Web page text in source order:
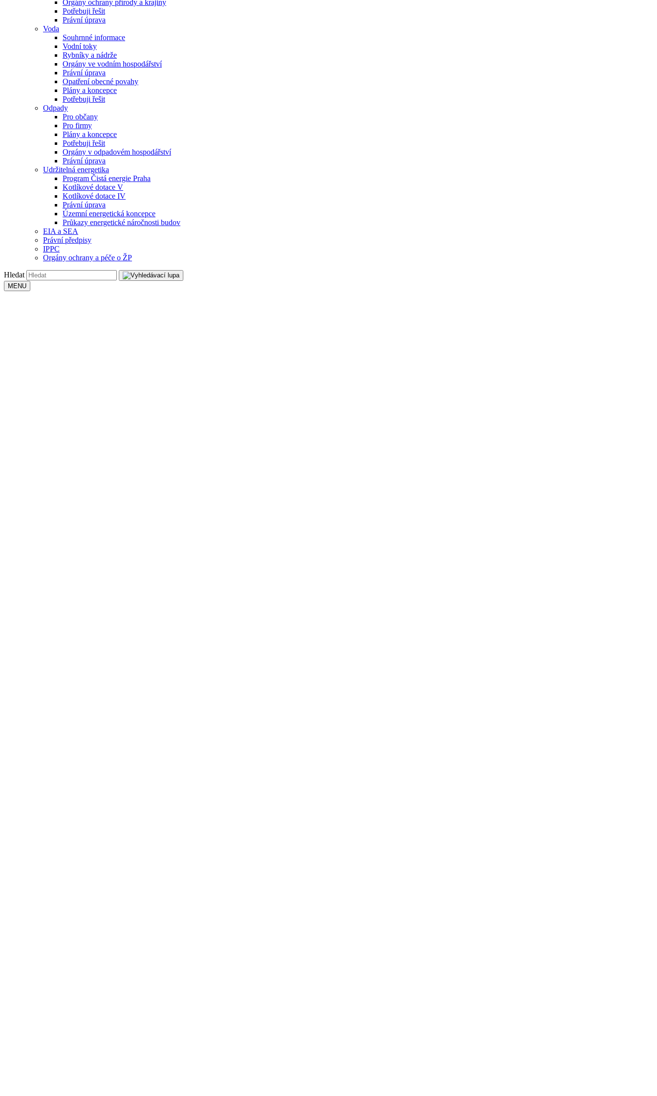
Orgány ochrany přírody a krajiny
Potřebuji řešit
Právní úprava
Voda
Souhrnné informace
Vodní toky
Rybníky a nádrže
Orgány ve vodním hospodářství
Právní úprava
Opatření obecné povahy
Plány a koncepce
Potřebuji řešit
Odpady
Pro občany
Pro firmy
Plány a koncepce
Potřebuji řešit
Orgány v odpadovém hospodářství
Právní úprava
Udržitelná energetika
Program Čistá energie Praha
Kotlíkové dotace V
Kotlíkové dotace IV
Právní úprava
Územní energetická koncepce
Průkazy energetické náročnosti budov
EIA a SEA
Právní předpisy
IPPC
Orgány ochrany a péče o ŽP
Hledat
MENU